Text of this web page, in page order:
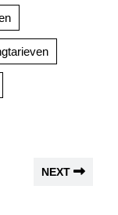
NEXT